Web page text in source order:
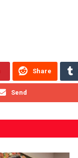
Share
Send